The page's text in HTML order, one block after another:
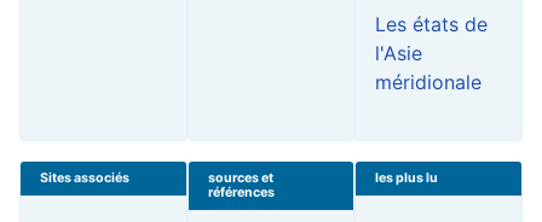
Les états de
l'Asie
méridionale
Sites associés
sources et
références
les plus lu